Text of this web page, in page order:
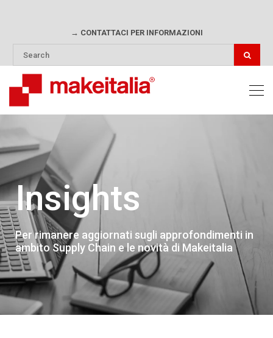
→ CONTATTACI PER INFORMAZIONI
Insights
Per rimanere aggiornati sugli approfondimenti in
ambito Supply Chain e le novità di Makeitalia